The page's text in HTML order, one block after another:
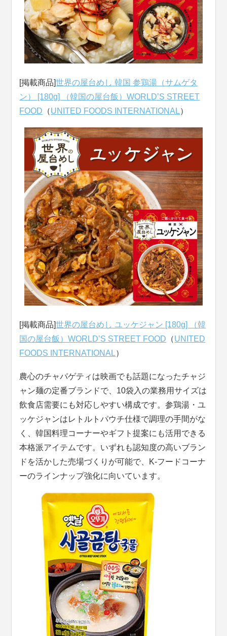
[掲載商品]世界の屋台めし 韓国 参鶏湯（サムゲタ
ン） [180g] （韓国の屋台飯）WORLD’S STREET
FOOD （UNITED FOODS INTERNATIONAL）
[掲載商品]世界の屋台めし ユッケジャン [180g] （韓
国の屋台飯）WORLD’S STREET FOOD （UNITED
FOODS INTERNATIONAL）
農心のチャパゲティは映画でも話題になったチャジ
ャン麺の定番ブランドで、10袋入の業務用サイズは
飲食店需要にも対応しやすい構成です。参鶏湯・ユ
ッケジャンはレトルトパウチ仕様で調理の手間がな
く、韓国料理コーナーやギフト提案にも活用できる
本格派アイテムです。いずれも認知度の高いブラン
ドを活かした売場づくりが可能で、K-フードコーナ
ーのラインナップ強化に向いています。